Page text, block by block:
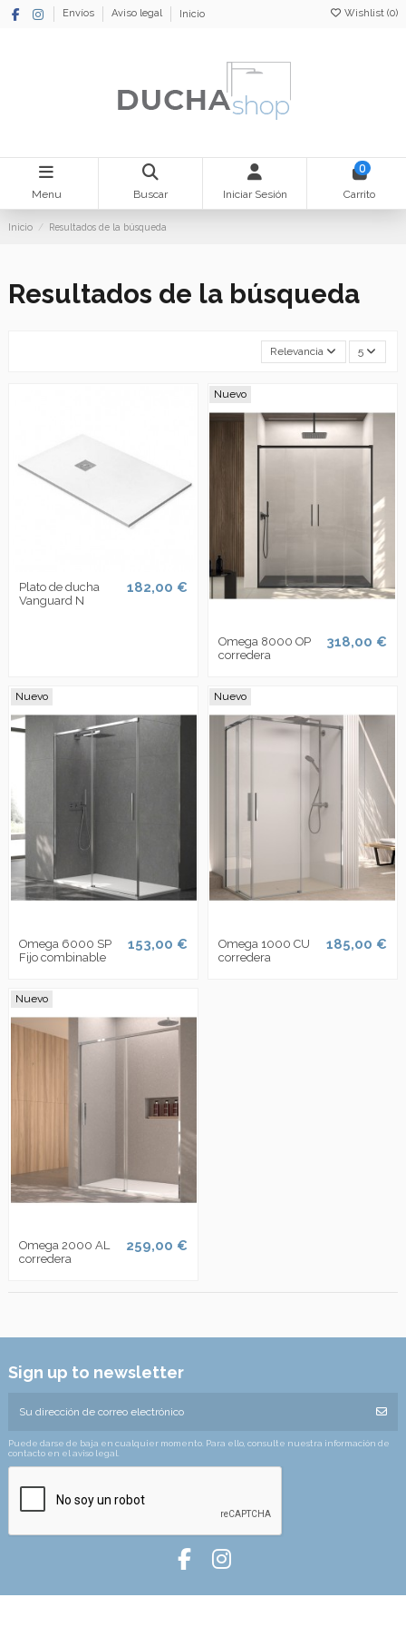
Envíos Aviso legal Inicio Wishlist (0)
Menu Buscar Iniciar Sesión
0
Carrito
Inicio Resultados de la búsqueda
Resultados de la búsqueda
Relevancia 5
Plato de ducha
Vanguard N
182,00 €
Nuevo
Omega 8000 OP
corredera
318,00 €
Nuevo
Omega 6000 SP
Fijo combinable
153,00 €
Nuevo
Omega 1000 CU
corredera
185,00 €
Nuevo
Omega 2000 AL
corredera
259,00 €
Sign up to newsletter
Puede darse de baja en cualquier momento. Para ello, consulte nuestra información de
contacto en el aviso legal.